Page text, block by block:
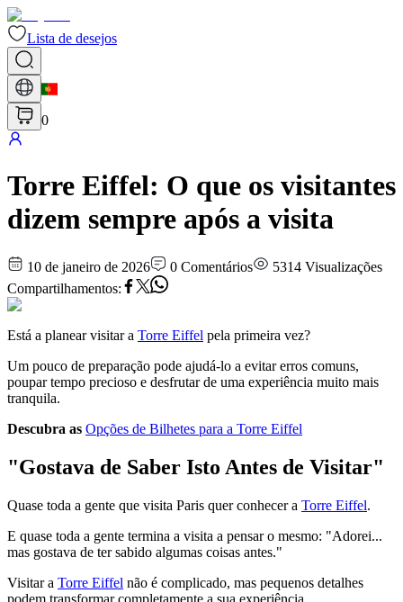
Lista de desejos
0
Torre Eiffel: O que os visitantes
dizem sempre após a visita
10 de janeiro de 2026 0 Comentários 5314 Visualizações
Compartilhamentos:
Está a planear visitar a Torre Eiffel pela primeira vez?
Um pouco de preparação pode ajudá-lo a evitar erros comuns,
poupar tempo precioso e desfrutar de uma experiência muito mais
tranquila.
Descubra as Opções de Bilhetes para a Torre Eiffel
"Gostava de Saber Isto Antes de Visitar"
Quase toda a gente que visita Paris quer conhecer a Torre Eiffel.
E quase toda a gente termina a visita a pensar o mesmo: "Adorei...
mas gostava de ter sabido algumas coisas antes."
Visitar a Torre Eiffel não é complicado, mas pequenos detalhes
podem transformar completamente a sua experiência.